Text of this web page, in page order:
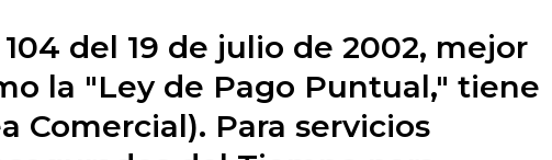
del 19 de julio de 2002, mejor
la "Ley de Pago Puntual," tiene
Comercial). Para servicios